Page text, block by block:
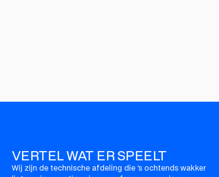
VERTEL WAT ER SPEELT
Wij zijn de technische afdeling die ’s ochtends wakker